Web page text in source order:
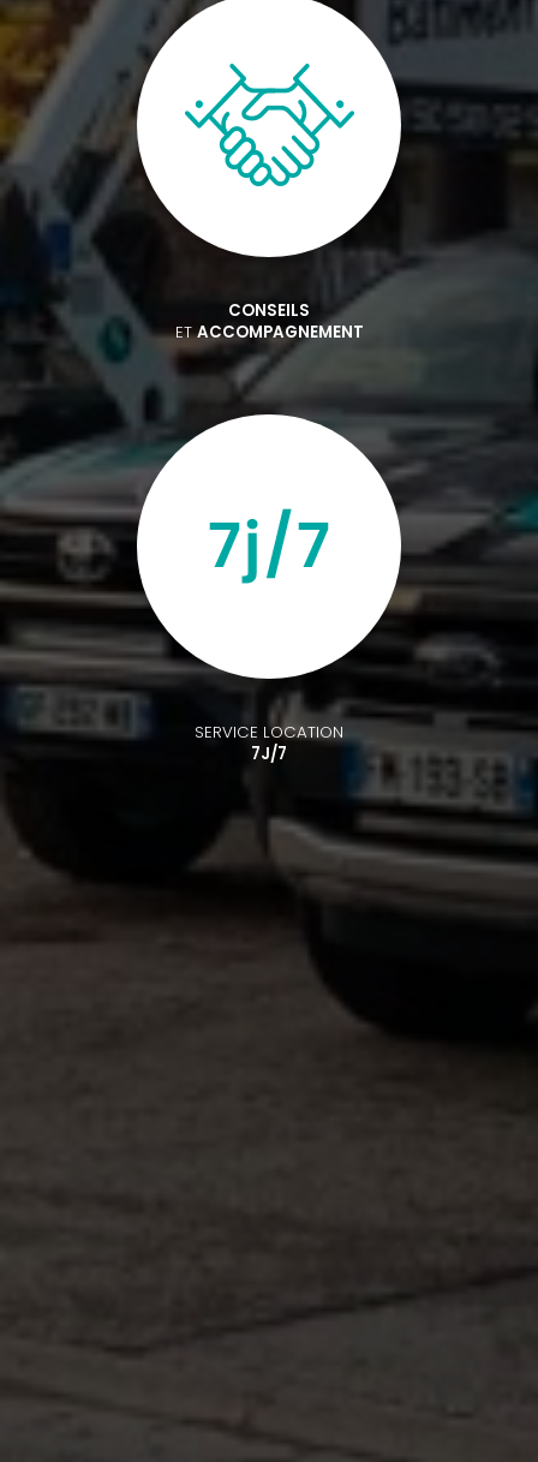
CONSEILS
ETACCOMPAGNEMENT
SERVICE LOCATION
7J/7